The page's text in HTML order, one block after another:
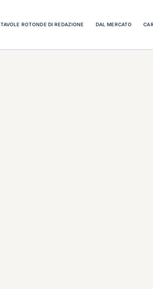
TAVOLE ROTONDE DI REDAZIONE DAL MERCATO